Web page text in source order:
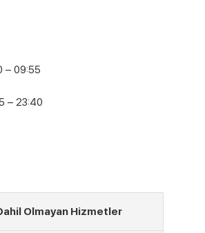
Olmayan Hizmetler